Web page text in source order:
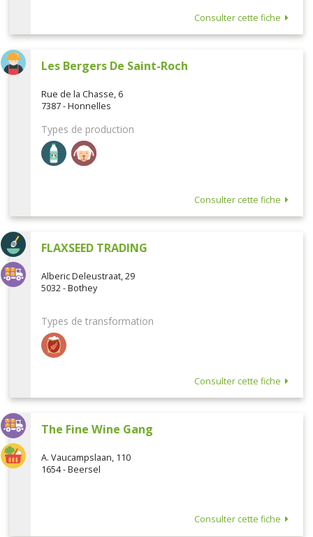
Consulter cette fiche
Les Bergers De Saint-Roch
Rue de la Chasse, 6
7387 - Honnelles
Types de production
Consulter cette fiche
FLAXSEED TRADING
Alberic Deleustraat, 29
5032 - Bothey
Types de transformation
Consulter cette fiche
The Fine Wine Gang
A. Vaucampslaan, 110
1654 - Beersel
Consulter cette fiche